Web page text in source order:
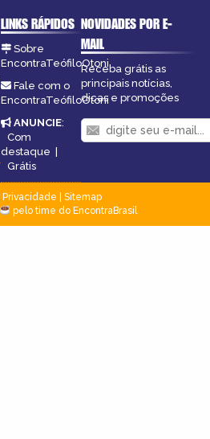
LINKS RÁPIDOS
Sobre
EncontraTeófiloOtoni
Fale com o
EncontraTeófiloOtoni
ANUNCIE:
Com
destaque |
Grátis
NOVIDADES POR E-
MAIL
Receba grátis as
principais notícias,
dicas e promoções
Privacidade
Sitemap
pelo time do EncontraBrasil